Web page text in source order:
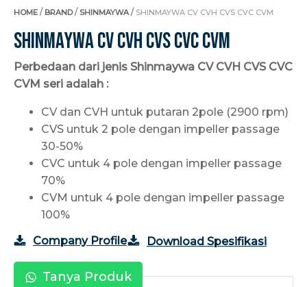
HOME / BRAND/ SHINMAYWA/ SHINMAYWA CV CVH CVS CVC CVM
Shinmaywa CV CVH CVS CVC CVM
Perbedaan dari jenis Shinmaywa CV CVH CVS CVC
CVM seri adalah :
CV dan CVH untuk putaran 2pole (2900 rpm)
CVS untuk 2 pole dengan impeller passage
30-50%
CVC untuk 4 pole dengan impeller passage
70%
CVM untuk 4 pole dengan impeller passage
100%
Company Profile
Download Spesifikasi
Tanya Produk